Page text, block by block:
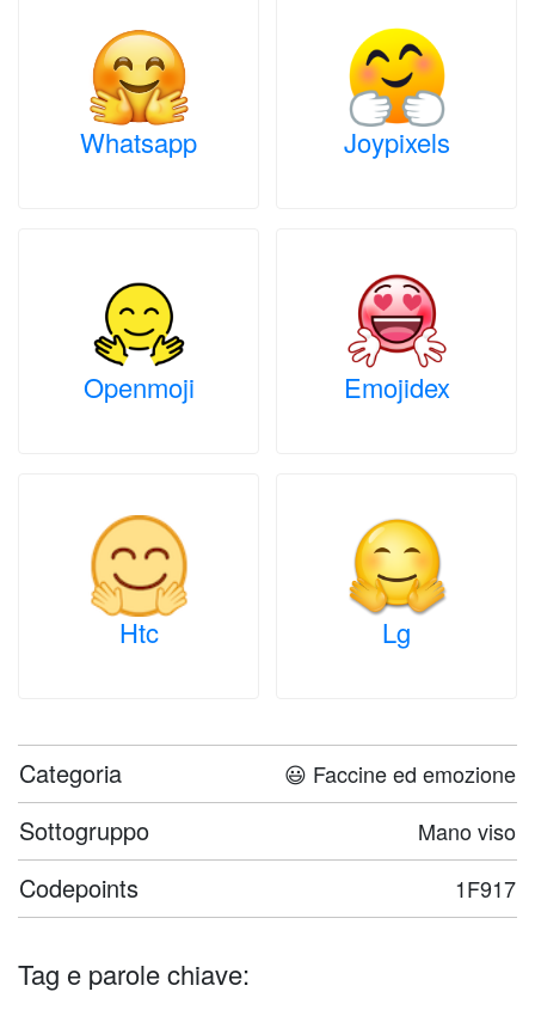
Whatsapp Joypixels
Openmoji Emojidex
Htc Lg
Categoria 😃 Faccine ed emozione
Sottogruppo Mano viso
Codepoints 1F917
Tag e parole chiave: